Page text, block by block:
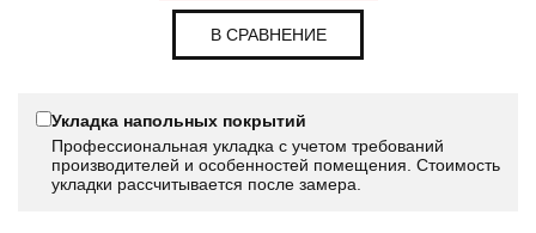
В СРАВНЕНИЕ
Укладка напольных покрытий
Профессиональная укладка с учетом требований
производителей и особенностей помещения. Стоимость
укладки рассчитывается после замера.